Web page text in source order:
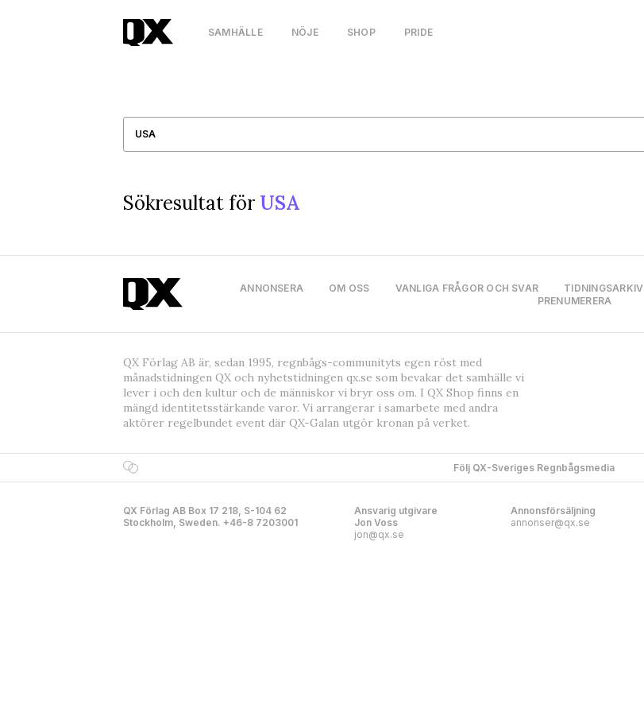
SAMHÄLLE NÖJE SHOP PRIDE
Sökresultat förUSA
ANNONSERA OM OSS VANLIGA FRÅGOR OCH SVAR TIDNINGSARKIV
PRENUMERERA
QX Förlag AB är, sedan 1995, regnbågs-communityts egen röst med
månadstidningen QX och nyhetstidningen qx.se som bevakar det samhälle vi
lever i och den kultur och de människor vi bryr oss om. I QX Shop finns en
mängd identitetsstärkande varor. Vi arrangerar i samarbete med andra
aktörer regelbundet event där QX-Galan utgör kronan på verket.
Följ QX-Sveriges Regnbågsmedia
QX Förlag AB Box 17 218, S-104 62
Stockholm, Sweden. +46-8 7203001
Ansvarig utgivare
Jon Voss
jon@qx.se
Annonsförsäljning
annonser@qx.se